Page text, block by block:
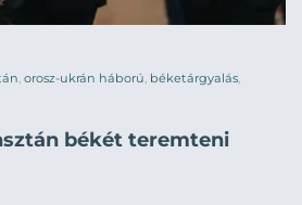
, orosz-ukrán háború, béketárgyalás,
békét teremteni